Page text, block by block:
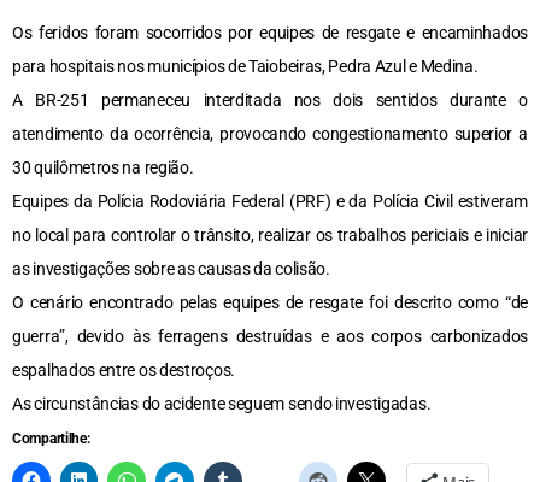
Os feridos foram socorridos por equipes de resgate e encaminhados
para hospitais nos municípios de Taiobeiras, Pedra Azul e Medina.
A BR-251 permaneceu interditada nos dois sentidos durante o
atendimento da ocorrência, provocando congestionamento superior a
30 quilômetros na região.
Equipes da Polícia Rodoviária Federal (PRF) e da Polícia Civil estiveram
no local para controlar o trânsito, realizar os trabalhos periciais e iniciar
as investigações sobre as causas da colisão.
O cenário encontrado pelas equipes de resgate foi descrito como “de
guerra”, devido às ferragens destruídas e aos corpos carbonizados
espalhados entre os destroços.
As circunstâncias do acidente seguem sendo investigadas.
Compartilhe: